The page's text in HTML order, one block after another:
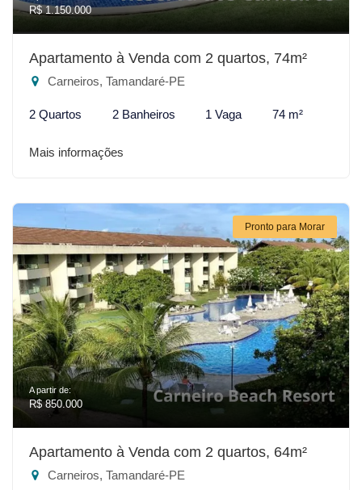
R$ 1.150.000
Apartamento à Venda com 2 quartos, 74m²
Carneiros, Tamandaré-PE
2 Quartos 2 Banheiros 1 Vaga 74 m²
Mais informações
Pronto para Morar
A partir de:
R$ 850.000
Apartamento à Venda com 2 quartos, 64m²
Carneiros, Tamandaré-PE